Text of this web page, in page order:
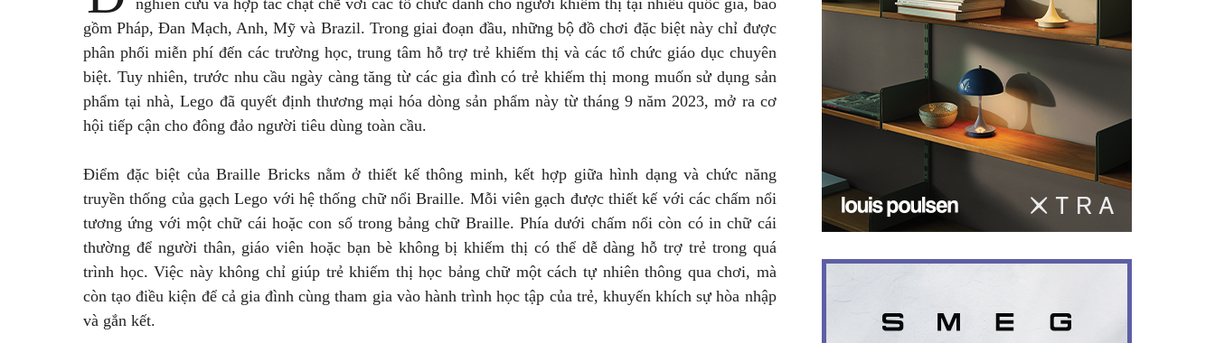
gồm Pháp, Đan Mạch, Anh, Mỹ và Brazil. Trong giai đoạn đầu, những bộ đồ chơi đặc biệt này chỉ được
phân phối miễn phí đến các trường học, trung tâm hỗ trợ trẻ khiếm thị và các tổ chức giáo dục chuyên
biệt. Tuy nhiên, trước nhu cầu ngày càng tăng từ các gia đình có trẻ khiếm thị mong muốn sử dụng sản
phẩm tại nhà, Lego đã quyết định thương mại hóa dòng sản phẩm này từ tháng 9 năm 2023, mở ra cơ
hội tiếp cận cho đông đảo người tiêu dùng toàn cầu.
Điểm đặc biệt của Braille Bricks nằm ở thiết kế thông minh, kết hợp giữa hình dạng và chức năng
truyền thống của gạch Lego với hệ thống chữ nổi Braille. Mỗi viên gạch được thiết kế với các chấm nổi
tương ứng với một chữ cái hoặc con số trong bảng chữ Braille. Phía dưới chấm nổi còn có in chữ cái
thường để người thân, giáo viên hoặc bạn bè không bị khiếm thị có thể dễ dàng hỗ trợ trẻ trong quá
trình học. Việc này không chỉ giúp trẻ khiếm thị học bảng chữ một cách tự nhiên thông qua chơi, mà
còn tạo điều kiện để cả gia đình cùng tham gia vào hành trình học tập của trẻ, khuyến khích sự hòa nhập
và gắn kết.